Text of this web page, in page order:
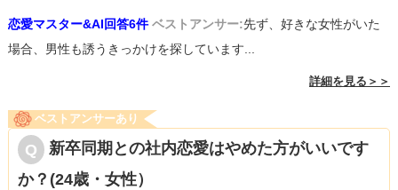
恋愛マスター&AI回答6件 ベストアンサー:先ず、好きな女性がいた
場合、男性も誘うきっかけを探しています...
詳細を見る＞＞
ベストアンサーあり
新卒同期との社内恋愛はやめた方がいいです
か？(24歳・女性）